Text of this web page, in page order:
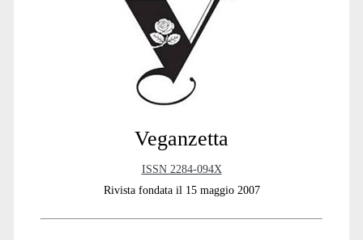
Veganzetta
ISSN 2284-094X
Rivista fondata il 15 maggio 2007